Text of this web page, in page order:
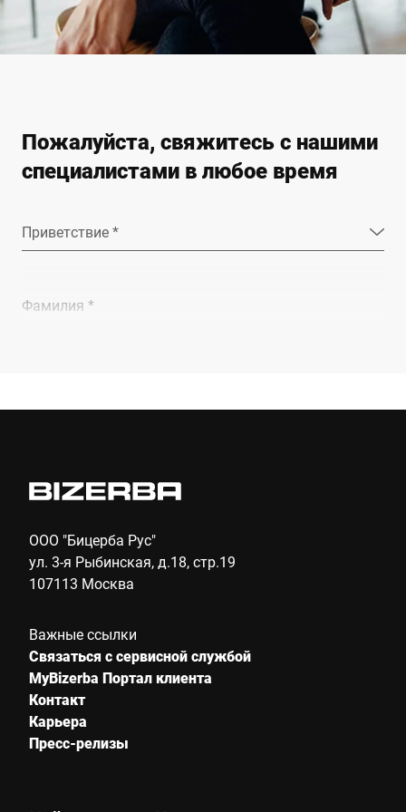
Плоский вариант K3 100
отличается еще
большей
варианте для булочных
без тензодатчика.
Пожалуйста, свяжитесь с нашими
специалистами в любое время
Приветствие *
Фамилия *
Почтовый индекс *
Город *
ООО "Бицерба Рус"
ул. 3-я Рыбинская, д.18, стр.19
107113 Москва
Важные ссылки
Связаться с сервисной службой
MyBizerba Портал клиента
Контакт
Карьера
Пресс-релизы